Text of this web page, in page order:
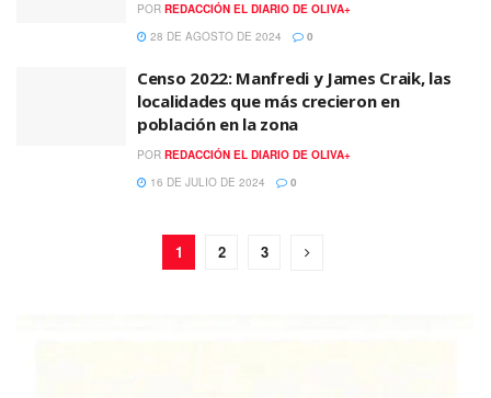
POR REDACCIÓN EL DIARIO DE OLIVA+
28 DE AGOSTO DE 2024
0
Censo 2022: Manfredi y James Craik, las
localidades que más crecieron en
población en la zona
POR REDACCIÓN EL DIARIO DE OLIVA+
16 DE JULIO DE 2024
0
1 2 3